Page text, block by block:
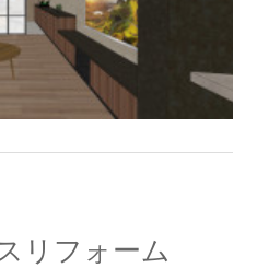
リフォーム